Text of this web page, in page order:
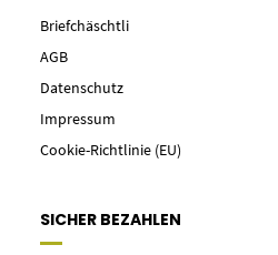
Briefchäschtli
AGB
Datenschutz
Impressum
Cookie-Richtlinie (EU)
SICHER BEZAHLEN